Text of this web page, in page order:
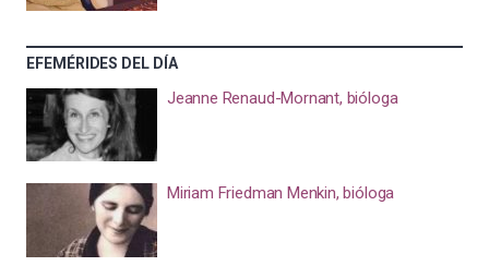
EFEMÉRIDES DEL DÍA
Jeanne Renaud-Mornant, bióloga
Miriam Friedman Menkin, bióloga